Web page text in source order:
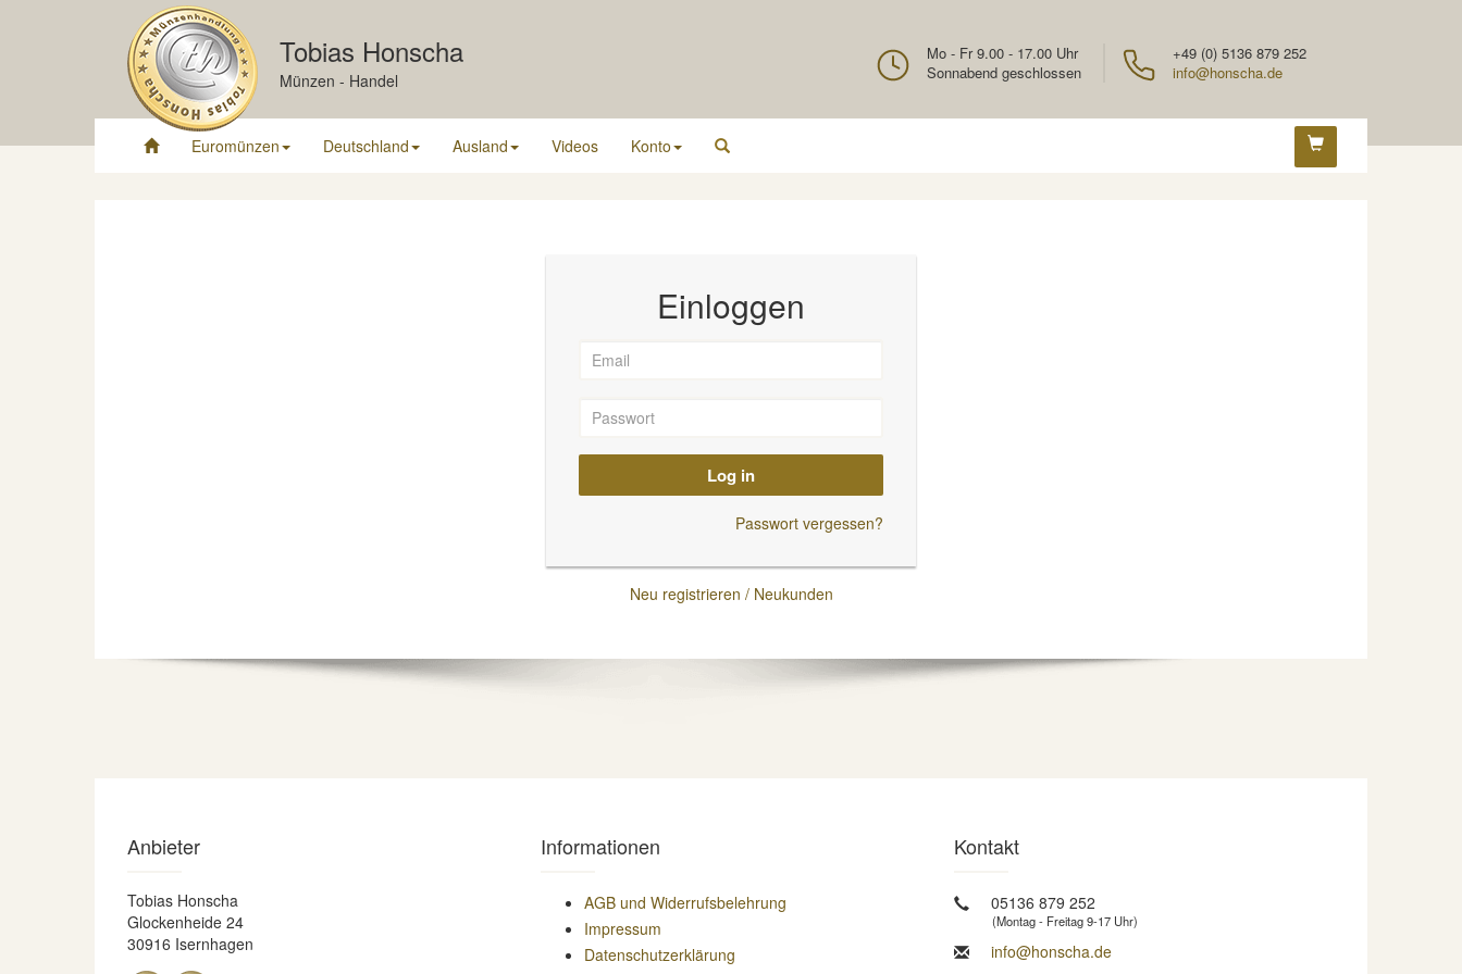
Tobias Honscha
Münzen - Handel
+49 (0) 5136 879 252
info@honscha.de
Mo - Fr 9.00 - 17.00 Uhr
Sonnabend geschlossen
Euromünzen Deutschland Ausland Videos Konto
Einloggen
Log in
Passwort vergessen?
Neu registrieren / Neukunden
Anbieter
Tobias Honscha
Glockenheide 24
30916 Isernhagen
Informationen
AGB und Widerrufsbelehrung
Impressum
Datenschutzerklärung
Kontakt
05136 879 252
(Montag - Freitag 9-17 Uhr)
info@honscha.de